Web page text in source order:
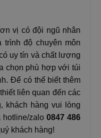
vị có đội ngũ nhân
độ chuyên môn
uy tín và chất lượng
chọn phù hợp với túi
Để có thể biết thêm
liên quan đến các
khách hàng vui lòng
hotline/zalo0847 486
khách hàng!